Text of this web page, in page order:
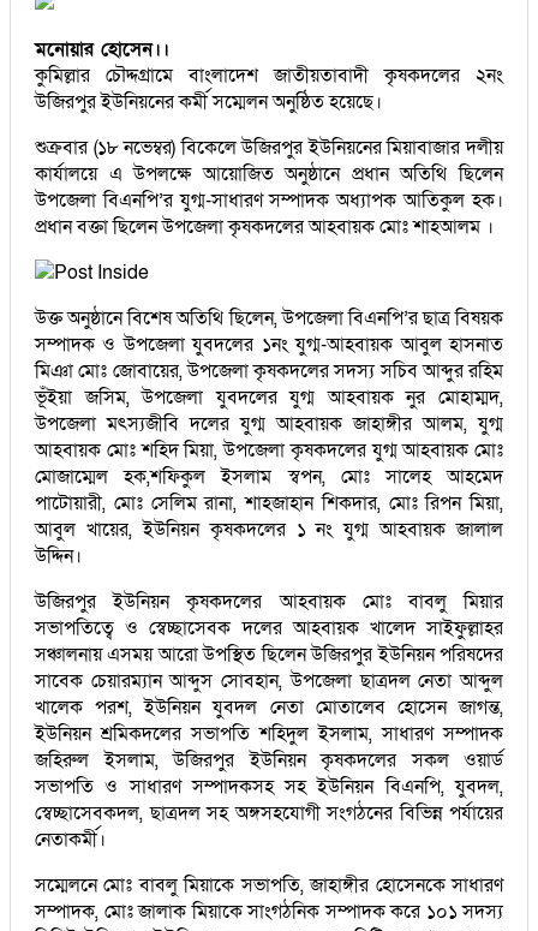
মনোয়ার হোসেন।।
কুমিল্লার চৌদ্দগ্রামে বাংলাদেশ জাতীয়তাবাদী কৃষকদলের ২নং
উজিরপুর ইউনিয়নের কর্মী সম্মেলন অনুষ্ঠিত হয়েছে।
শুক্রবার (১৮ নভেম্বর) বিকেলে উজিরপুর ইউনিয়নের মিয়াবাজার দলীয়
কার্যালয়ে এ উপলক্ষে আয়োজিত অনুষ্ঠানে প্রধান অতিথি ছিলেন
উপজেলা বিএনপি’র যুগ্ম-সাধারণ সম্পাদক অধ্যাপক আতিকুল হক।
প্রধান বক্তা ছিলেন উপজেলা কৃষকদলের আহবায়ক মোঃ শাহআলম ।
উক্ত অনুষ্ঠানে বিশেষ অতিথি ছিলেন, উপজেলা বিএনপি’র ছাত্র বিষয়ক
সম্পাদক ও উপজেলা যুবদলের ১নং যুগ্ম-আহবায়ক আবুল হাসনাত
মিঞা মোঃ জোবায়ের, উপজেলা কৃষকদলের সদস্য সচিব আব্দুর রহিম
ভূঁইয়া জসিম, উপজেলা যুবদলের যুগ্ম আহবায়ক নুর মোহাম্মদ,
উপজেলা মৎস্যজীবি দলের যুগ্ম আহবায়ক জাহাঙ্গীর আলম, যুগ্ম
আহবায়ক মোঃ শহিদ মিয়া, উপজেলা কৃষকদলের যুগ্ম আহবায়ক মোঃ
মোজাম্মেল হক,শফিকুল ইসলাম স্বপন, মোঃ সালেহ আহমেদ
পাটোয়ারী, মোঃ সেলিম রানা, শাহজাহান শিকদার, মোঃ রিপন মিয়া,
আবুল খায়ের, ইউনিয়ন কৃষকদলের ১ নং যুগ্ম আহবায়ক জালাল
উদ্দিন।
উজিরপুর ইউনিয়ন কৃষকদলের আহবায়ক মোঃ বাবলু মিয়ার
সভাপতিত্বে ও স্বেচ্ছাসেবক দলের আহবায়ক খালেদ সাইফুল্লাহর
সঞ্চালনায় এসময় আরো উপস্থিত ছিলেন উজিরপুর ইউনিয়ন পরিষদের
সাবেক চেয়ারম্যান আব্দুস সোবহান, উপজেলা ছাত্রদল নেতা আব্দুল
খালেক পরশ, ইউনিয়ন যুবদল নেতা মোতালেব হোসেন জাগন্ত,
ইউনিয়ন শ্রমিকদলের সভাপতি শহিদুল ইসলাম, সাধারণ সম্পাদক
জহিরুল ইসলাম, উজিরপুর ইউনিয়ন কৃষকদলের সকল ওয়ার্ড
সভাপতি ও সাধারণ সম্পাদকসহ সহ ইউনিয়ন বিএনপি, যুবদল,
স্বেচ্ছাসেবকদল, ছাত্রদল সহ অঙ্গসহযোগী সংগঠনের বিভিন্ন পর্যায়ের
নেতাকর্মী।
সম্মেলনে মোঃ বাবলু মিয়াকে সভাপতি, জাহাঙ্গীর হোসেনকে সাধারণ
সম্পাদক, মোঃ জালাক মিয়াকে সাংগঠনিক সম্পাদক করে ১০১ সদস্য